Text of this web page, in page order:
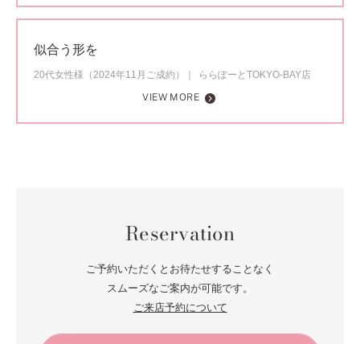
似合う形を
20代女性様（2024年11月ご成約）
ららぽーとTOKYO-BAY店
VIEW MORE
Reservation
ご予約いただくとお待たせすることなく
スムーズなご案内が可能です。
ご来店予約について